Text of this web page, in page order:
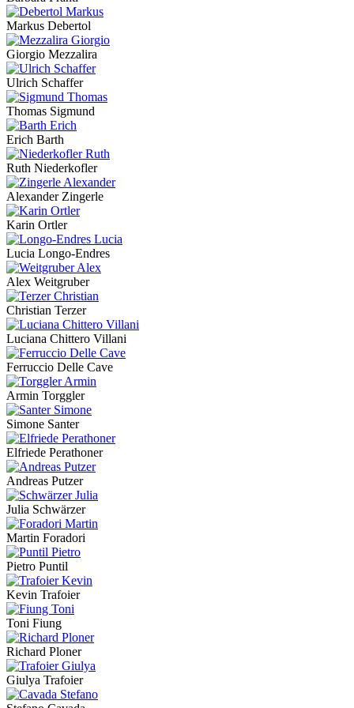
Markus Debertol
Giorgio Mezzalira
Ulrich Schaffer
Thomas Sigmund
Erich Barth
Ruth Niederkofler
Alexander Zingerle
Karin Ortler
Lucia Longo-Endres
Alex Weitgruber
Christian Terzer
Luciana Chittero Villani
Ferruccio Delle Cave
Armin Torggler
Simone Santer
Elfriede Perathoner
Andreas Putzer
Julia Schwärzer
Martin Foradori
Pietro Puntil
Kevin Trafoier
Toni Fiung
Richard Ploner
Giulya Trafoier